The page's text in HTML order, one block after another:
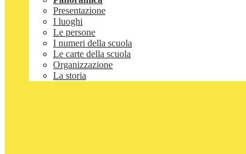
Presentazione
I luoghi
Le persone
I numeri della scuola
Le carte della scuola
Organizzazione
La storia